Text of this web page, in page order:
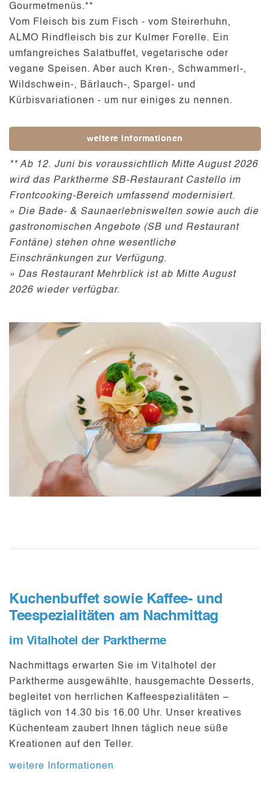
Gourmetmenüs.**
Vom Fleisch bis zum Fisch - vom Steirerhuhn,
ALMO Rindfleisch bis zur Kulmer Forelle. Ein
umfangreiches Salatbuffet, vegetarische oder
vegane Speisen. Aber auch Kren-, Schwammerl-,
Wildschwein-, Bärlauch-, Spargel- und
Kürbisvariationen - um nur einiges zu nennen.
weitere Informationen
** Ab 12. Juni bis voraussichtlich Mitte August 2026
wird das Parktherme SB-Restaurant Castello im
Frontcooking-Bereich umfassend modernisiert.
» Die Bade- & Saunaerlebniswelten sowie auch die
gastronomischen Angebote (SB und Restaurant
Fontäne) stehen ohne wesentliche
Einschränkungen zur Verfügung.
» Das Restaurant Mehrblick ist ab Mitte August
2026 wieder verfügbar.
Kuchenbuffet sowie Kaffee- und
Teespezialitäten am Nachmittag
im Vitalhotel der Parktherme
Nachmittags erwarten Sie im Vitalhotel der
Parktherme ausgewählte, hausgemachte Desserts,
begleitet von herrlichen Kaffeespezialitäten –
täglich von 14.30 bis 16.00 Uhr. Unser kreatives
Küchenteam zaubert Ihnen täglich neue süße
Kreationen auf den Teller.
weitere Informationen